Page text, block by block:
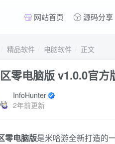
网站首页 源码分享
精品软件 电脑软件 正文
零电脑版 v1.0.0官方
InfoHunter
2年前更新
零电脑版是米哈游全新打造的